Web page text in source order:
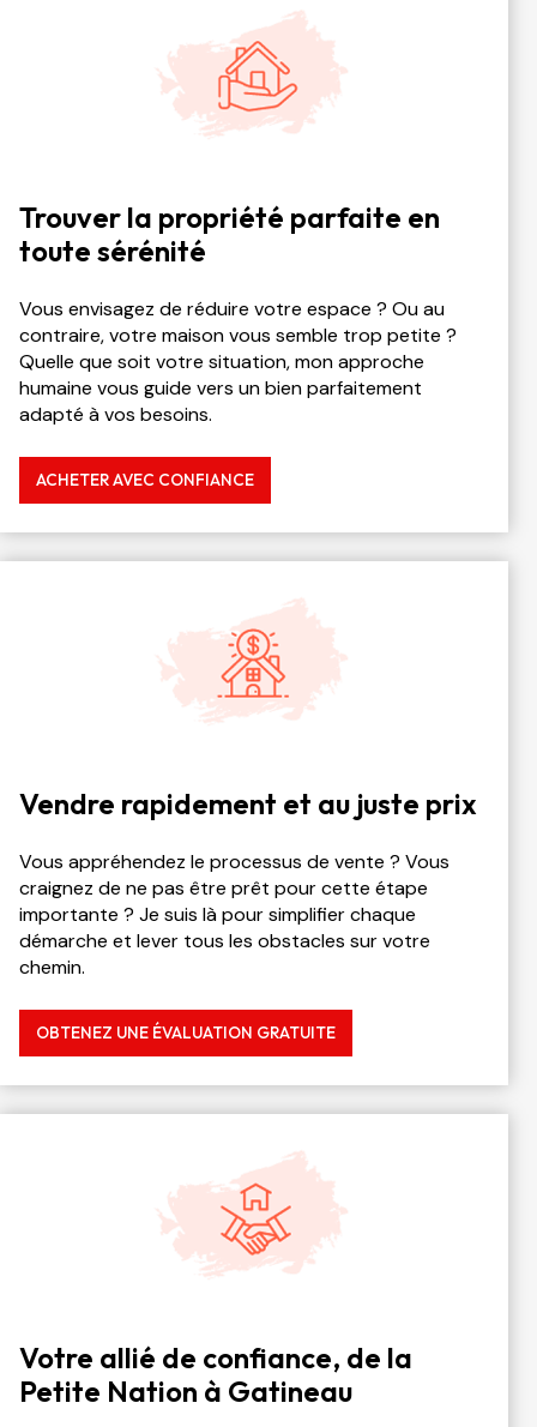
Trouver la propriété parfaite en
toute sérénité
Vous envisagez de réduire votre espace ? Ou au
contraire, votre maison vous semble trop petite ?
Quelle que soit votre situation, mon approche
humaine vous guide vers un bien parfaitement
adapté à vos besoins.
ACHETER AVEC CONFIANCE
Vendre rapidement et au juste prix
Vous appréhendez le processus de vente ? Vous
craignez de ne pas être prêt pour cette étape
importante ? Je suis là pour simplifier chaque
démarche et lever tous les obstacles sur votre
chemin.
OBTENEZ UNE ÉVALUATION GRATUITE
Votre allié de confiance, de la
Petite Nation à Gatineau